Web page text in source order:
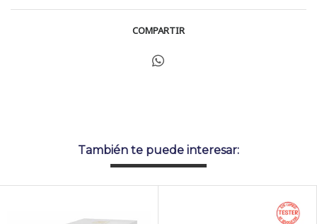
COMPARTIR
También te puede interesar: